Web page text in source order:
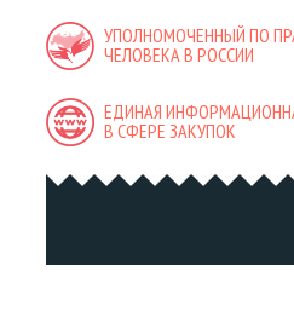
УПОЛНОМОЧЕННЫЙ ПО
ЧЕЛОВЕКА В РОССИИ
ЕДИНАЯ
В СФЕРЕ ЗАКУПОК